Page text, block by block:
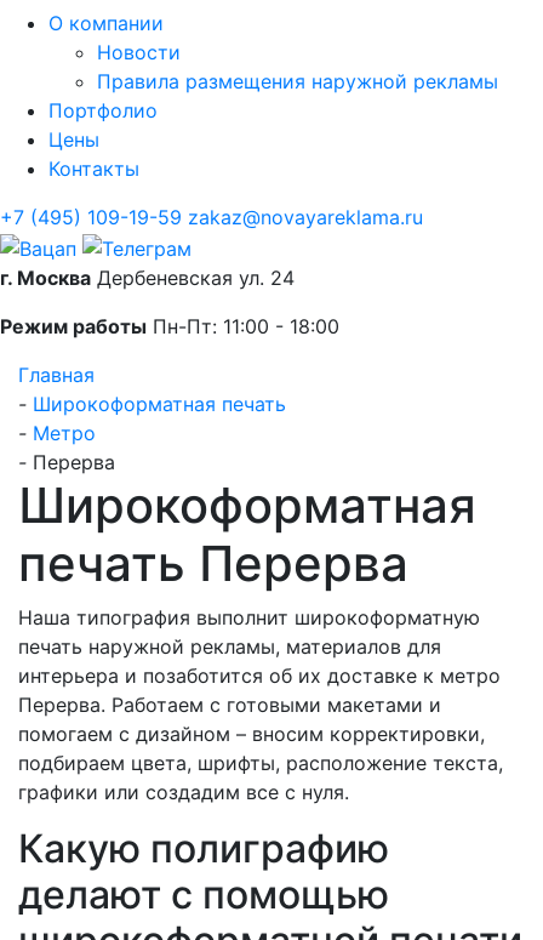
О компании
Новости
Правила размещения наружной рекламы
Портфолио
Цены
Контакты
+7 (495) 109-19-59 zakaz@novayareklama.ru
г. Москва Дербеневская ул. 24
Режим работы Пн-Пт: 11:00 - 18:00
Главная
- Широкоформатная печать
- Метро
- Перерва
Широкоформатная
печать Перерва
Наша типография выполнит широкоформатную
печать наружной рекламы, материалов для
интерьера и позаботится об их доставке к метро
Перерва. Работаем с готовыми макетами и
помогаем с дизайном – вносим корректировки,
подбираем цвета, шрифты, расположение текста,
графики или создадим все с нуля.
Какую полиграфию
делают с помощью